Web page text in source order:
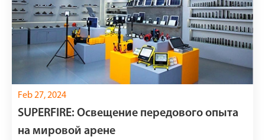
Feb 27, 2024
SUPERFIRE: Освещение передового опыта
на мировой арене